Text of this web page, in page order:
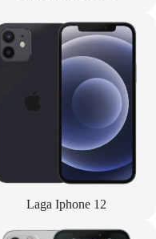
Laga Iphone 12